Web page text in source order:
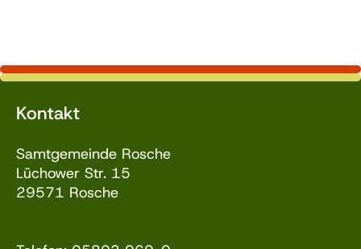
Kontakt
Samtgemeinde Rosche
Lüchower Str. 15
29571 Rosche